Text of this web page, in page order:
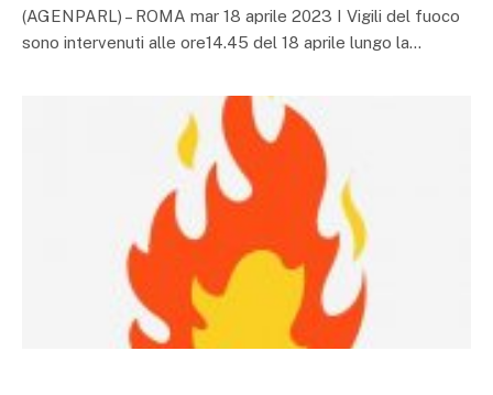
(AGENPARL) – ROMA mar 18 aprile 2023 I Vigili del fuoco
sono intervenuti alle ore14.45 del 18 aprile lungo la…